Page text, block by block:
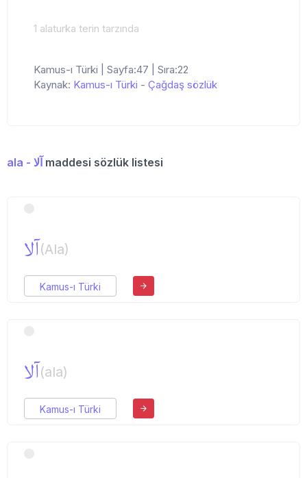
1 alaturka terin tarzında
Kamus-ı Türki | Sayfa:47 | Sıra:22
Kaynak: Kamus-ı Türki - Çağdaş sözlük
ala - آلا maddesi sözlük listesi
آلا(Ala)
Kamus-ı Türki
آلا(ala)
Kamus-ı Türki